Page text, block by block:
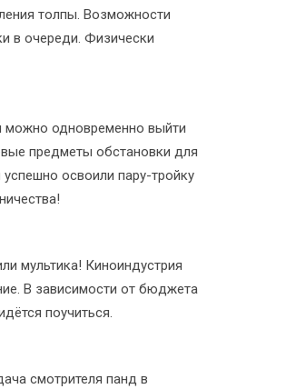
толпы. Возможности
в очереди. Физически
можно одновременно выйти
предметы обстановки для
освоили пару-тройку
мультика! Киноиндустрия
В зависимости от бюджета
поучиться.
смотрителя панд в